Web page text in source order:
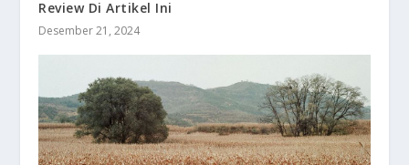
Review Di Artikel Ini
Desember 21, 2024